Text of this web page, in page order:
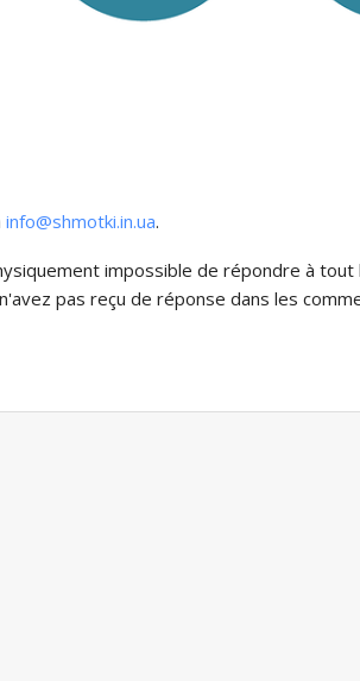
info@shmotki.in.ua.
impossible de répondre à tout
pas reçu de réponse dans les